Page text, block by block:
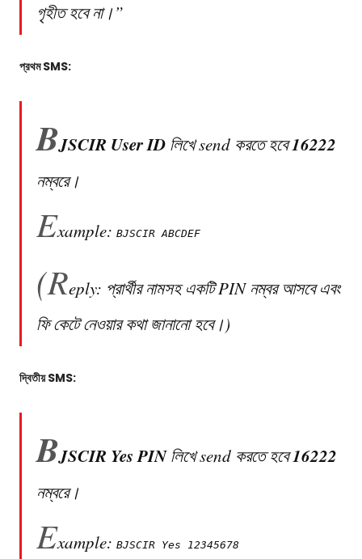
গৃহীত হবে না।”
প্রথম SMS:
BJSCIR User ID লিখে send করতে হবে16222
নম্বরে।
Example: BJSCIR ABCDEF
(Reply: প্রার্থীর নামসহ একটি PIN নম্বর আসবে এবং
ফি কেটে নেওয়ার কথা জানানো হবে।)
দ্বিতীয় SMS:
BJSCIR Yes PINলিখে send করতে হবে16222
নম্বরে।
Example: BJSCIR Yes 12345678